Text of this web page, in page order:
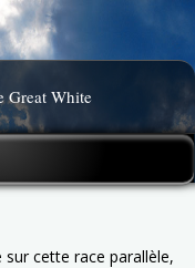
Great White
sur cette race parallèle,